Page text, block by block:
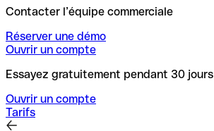
Contacter l’équipe commerciale
Réserver une démo
Ouvrir un compte
Essayez gratuitement pendant 30 jours
Ouvrir un compte
Tarifs